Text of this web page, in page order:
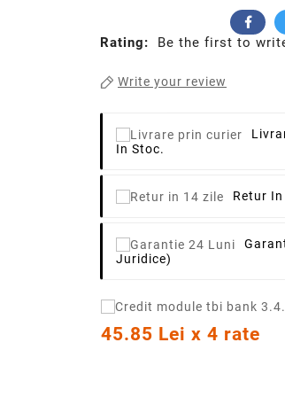
Rating: Be the first to
Write your review
In Stoc.
Retur
Juridice)
45.85 Lei x 4 rate